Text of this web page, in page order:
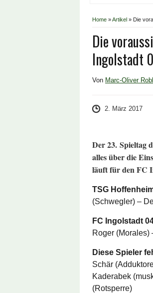
Home »Artikel » Die
Die
Ingolstadt
Von Marc-Oliver
2. März 2017
Der 23. Spieltag
alles über die
läuft für den FC
TSG
(Schwegler) –
FC Ingolstadt
Roger (Morales)
Diese Spieler
Schär
Kaderabek
(Rotsperre)